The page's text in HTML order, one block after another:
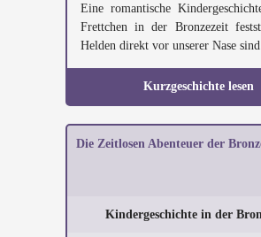
Eine romantische
Frettchen in der Bronzezeit
Helden direkt vor unserer Nase
Kurzgeschichte lesen
Die Zeitlosen Abenteuer der
Kindergeschichte in der